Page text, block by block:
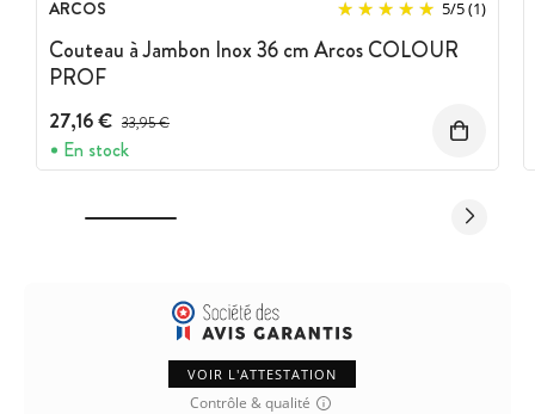
ARCOS 5/5(1)
Couteau à Jambon Inox 36 cm Arcos COLOUR
PROF
27,16 € Prix avant réduction :
33,95 €
En stock
VOIR L'ATTESTATION
Contrôle & qualité